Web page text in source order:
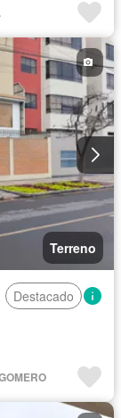
Terreno
Destacado